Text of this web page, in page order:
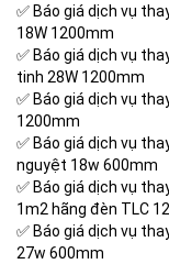
✅ Báo giá dịch vụ
18W 1200mm
✅ Báo giá dịch vụ
tinh 28W 1200mm
✅ Báo giá dịch vụ
1200mm
✅ Báo giá dịch vụ
nguyệt 18w 600mm
✅ Báo giá dịch vụ
1m2 hãng đèn TLC
✅ Báo giá dịch vụ
27w 600mm